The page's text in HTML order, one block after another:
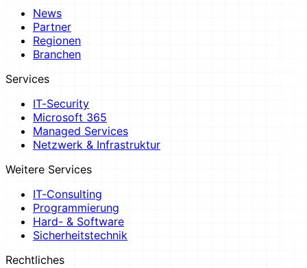
News
Partner
Regionen
Branchen
Services
IT-Security
Microsoft 365
Managed Services
Netzwerk & Infrastruktur
Weitere Services
IT-Consulting
Programmierung
Hard- & Software
Sicherheitstechnik
Rechtliches